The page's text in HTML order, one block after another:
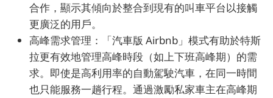
合作，顯示其傾向於整合到現有的叫車平台以接觸
更廣泛的用戶。
高峰需求管理：「汽車版 Airbnb」模式有助於特斯
拉更有效地管理高峰時段（如上下班高峰期）的需
求。即使是高利用率的自動駕駛汽車，在同一時間
也只能服務一趟行程。通過激勵私家車主在高峰期